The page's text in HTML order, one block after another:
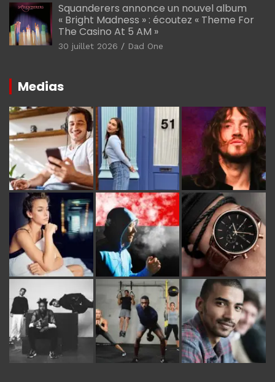
Squanderers annonce un nouvel album
« Bright Madness » : écoutez « Theme For
The Casino At 5 AM »
30 juillet 2026 Dad One
Medias